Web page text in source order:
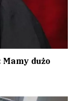
dużo